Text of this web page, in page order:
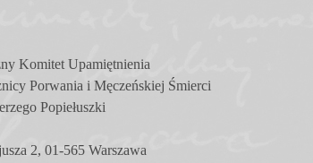
KomitetUpamiętnienia
Porwania i Męczeńskiej Śmierci
Popiełuszki
2, 01-565 Warszawa